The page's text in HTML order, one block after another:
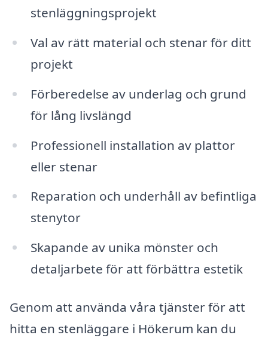
stenläggningsprojekt
Val av rätt material och stenar för ditt
projekt
Förberedelse av underlag och grund
för lång livslängd
Professionell installation av plattor
eller stenar
Reparation och underhåll av befintliga
stenytor
Skapande av unika mönster och
detaljarbete för att förbättra estetik
Genom att använda våra tjänster för att
hitta en stenläggare i Hökerum kan du